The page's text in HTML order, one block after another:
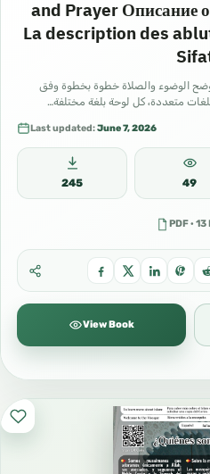
and Prayer Описание
La description des
الوضوء والصلاة خطوة بخطوة وفق
متعددة، كل لوحة بلغة مختلفة…
Last updated:June 7, 2026
245 49
PDF · 13
View Book